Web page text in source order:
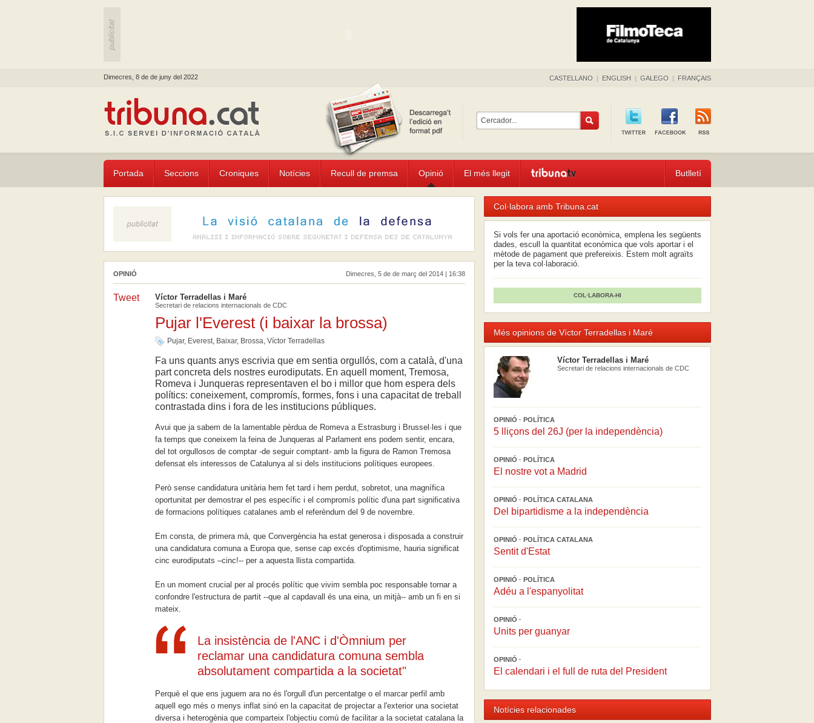
Dimecres, 8 de de juny del 2022 CASTELLANO | ENGLISH | GALEGO | FRANÇAIS
Portada Seccions Croniques Notícies Recull de premsa Opinió El més llegit Butlletí
Dimecres, 5 de de març del 2014 | 16:38
OPINIÓ
Tweet Víctor Terradellas i Maré
Secretari de relacions internacionals de CDC
Pujar l'Everest (i baixar la brossa)
Pujar, Everest, Baixar, Brossa, Víctor Terradellas
Fa uns quants anys escrivia que em sentia orgullós, com a català, d'una
part concreta dels nostres eurodiputats. En aquell moment, Tremosa,
Romeva i Junqueras representaven el bo i millor que hom espera dels
polítics: coneixement, compromís, formes, fons i una capacitat de treball
contrastada dins i fora de les institucions públiques.
Avui que ja sabem de la lamentable pèrdua de Romeva a Estrasburg i Brussel·les i que
fa temps que coneixem la feina de Junqueras al Parlament ens podem sentir, encara,
del tot orgullosos de comptar -de seguir comptant- amb la figura de Ramon Tremosa
defensat els interessos de Catalunya al si dels institucions polítiques europees.
Però sense candidatura unitària hem fet tard i hem perdut, sobretot, una magnífica
oportunitat per demostrar el pes específic i el compromís polític d'una part significativa
de formacions polítiques catalanes amb el referèndum del 9 de novembre.
Em consta, de primera mà, que Convergència ha estat generosa i disposada a construir
una candidatura comuna a Europa que, sense cap excés d'optimisme, hauria significat
cinc eurodiputats –cinc!-- per a aquesta llista compartida.
En un moment crucial per al procés polític que vivim sembla poc responsable tornar a
confondre l'estructura de partit --que al capdavall és una eina, un mitjà-- amb un fi en si
mateix.
La insistència de l'ANC i d'Òmnium per
reclamar una candidatura comuna sembla
absolutament compartida a la societat"
Perquè el que ens juguem ara no és l'orgull d'un percentatge o el marcar perfil amb
aquell ego més o menys inflat sinó en la capacitat de projectar a l'exterior una societat
diversa i heterogènia que comparteix l'objectiu comú de facilitar a la societat catalana la
Col·labora amb Tribuna.cat
Si vols fer una aportació econòmica, emplena les següents
dades, escull la quantitat econòmica que vols aportar i el
mètode de pagament que prefereixis. Estem molt agraïts
per la teva col·laboració.
COL·LABORA-HI
Més opinions de Víctor Terradellas i Maré
Víctor Terradellas i Maré
Secretari de relacions internacionals de CDC
OPINIÓ · POLÍTICA
5 lliçons del 26J (per la independència)
OPINIÓ · POLÍTICA
El nostre vot a Madrid
OPINIÓ · POLÍTICA CATALANA
Del bipartidisme a la independència
OPINIÓ · POLÍTICA CATALANA
Sentit d'Estat
OPINIÓ · POLÍTICA
Adéu a l'espanyolitat
OPINIÓ ·
Units per guanyar
OPINIÓ ·
El calendari i el full de ruta del President
Notícies relacionades